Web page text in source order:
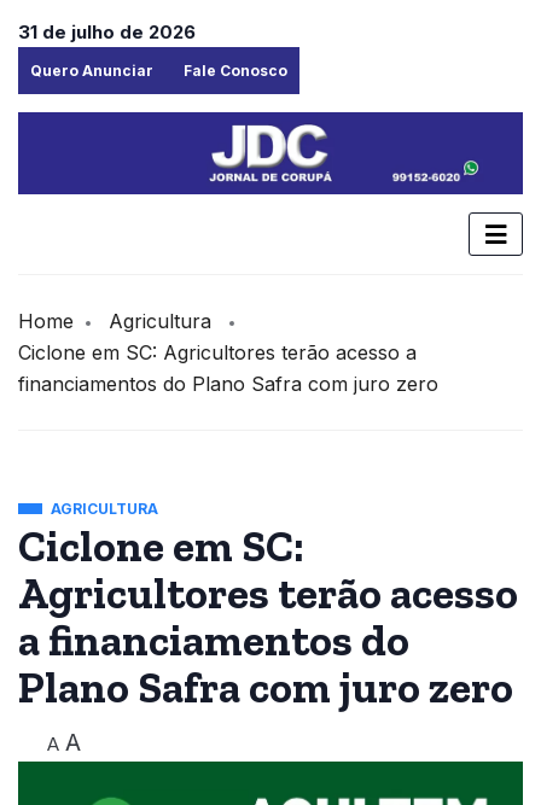
31 de julho de 2026
Quero Anunciar Fale Conosco
Home
Agricultura
Ciclone em SC: Agricultores terão acesso a
financiamentos do Plano Safra com juro zero
AGRICULTURA
Ciclone em SC:
Agricultores terão acesso
a financiamentos do
Plano Safra com juro zero
A A